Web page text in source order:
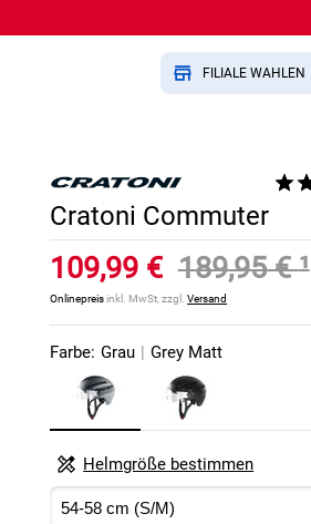
FILIALE WÄHLEN
Cratoni Commuter
109,99 € 189,95 €¹
Onlinepreisinkl. MwSt, zzgl.Versand
Farbe: Grau | Grey Matt
Helmgröße bestimmen